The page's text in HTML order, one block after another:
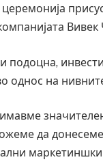
подоцна,
однос на
да
маркетиншки